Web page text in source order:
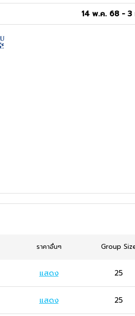
...บุฟเฟ่ต์ขาปูยักษ์,บุฟเฟ่ต์ชาบู14 พ.ค. 68 - 3
ราคาอื่นๆ Group
แสดง 25
แสดง 25